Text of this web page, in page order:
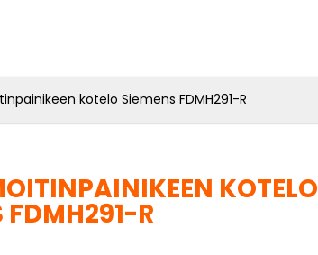
kotelo Siemens FDMH291-R
KOTELO
FDMH291-R